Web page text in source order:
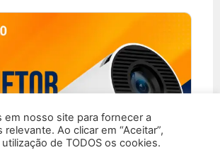
em nosso site para fornecer a
Ao clicar em “Aceitar”,
de TODOS os cookies.